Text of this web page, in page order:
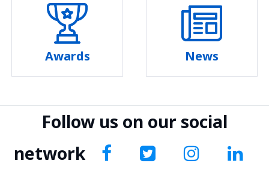
Awards News
Follow us on our social
network